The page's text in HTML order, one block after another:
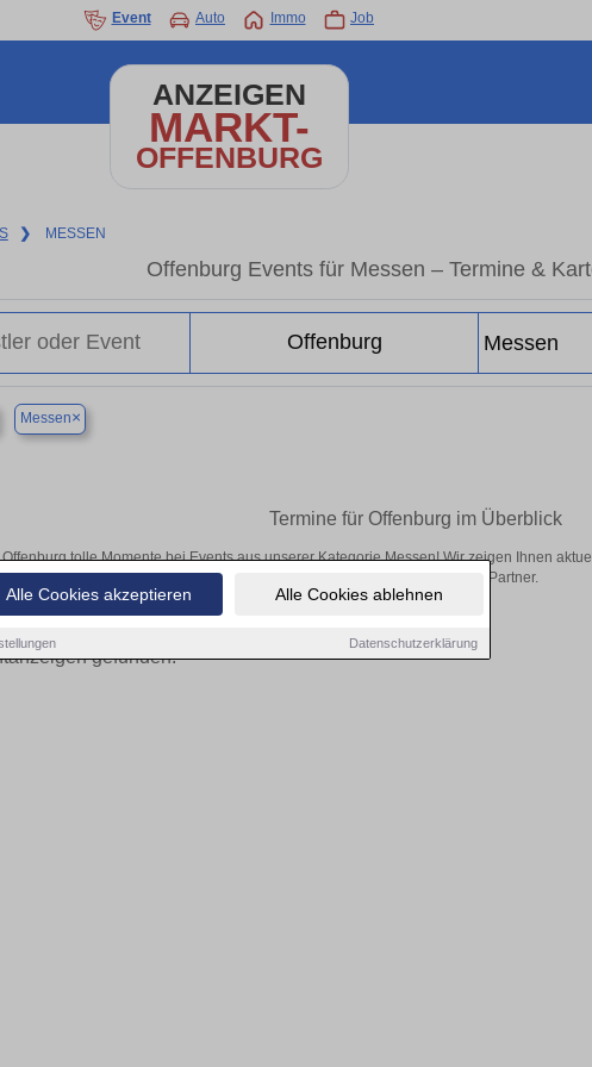
Alle Cookies akzeptieren Alle Cookies ablehnen
Datenschutzerklärung
Event Auto Immo Job
ANZEIGEN
MARKT-
OFFENBURG
❯ MESSEN
Offenburg Events für Messen – Termine &
Messen×
Termine für Offenburg im Überblick
tolle Momente bei Events aus unserer Kategorie Messen! Wir zeigen Ihnen
Online-Kartenverkauf unserer Partner.
gefunden!